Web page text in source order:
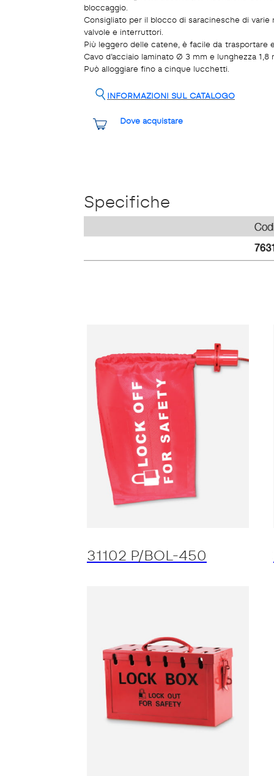
bloccaggio.
Consigliato per il blocco di saracinesche di
valvole e interruttori.
Più leggero delle catene, è facile da trasportare
Cavo d’acciaio laminato Ø 3 mm e lunghezza 1,8
Può alloggiare fino a cinque lucchetti.
Dove acquistare
INFORMAZIONI SUL CATALOGO
Specifiche
31102 P/BOL-450